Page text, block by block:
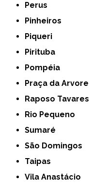
Perus
Pinheiros
Piqueri
Pirituba
Pompéia
Praça da Arvore
Raposo Tavares
Rio Pequeno
Sumaré
São Domingos
Taipas
Vila Anastácio